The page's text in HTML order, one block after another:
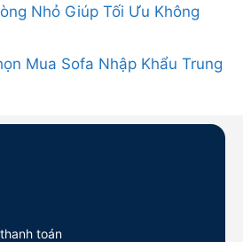
Nhỏ Giúp Tối Ưu Không
Mua Sofa Nhập Khẩu Trung
toán